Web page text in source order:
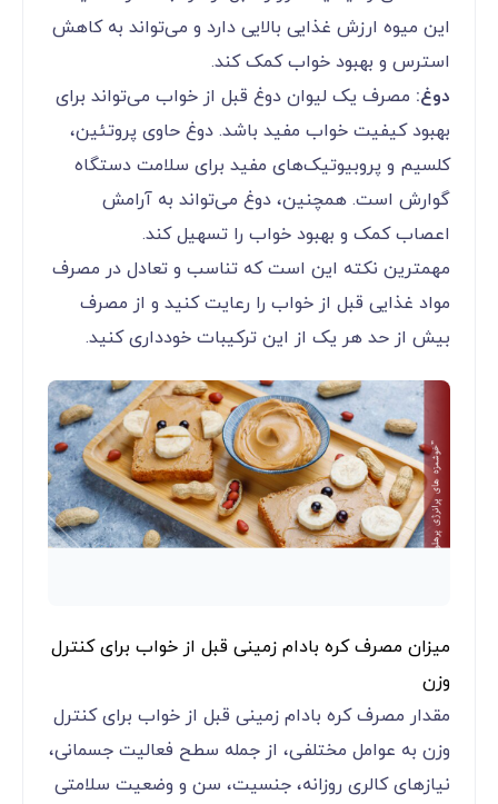
این میوه ارزش غذایی بالایی دارد و می‌تواند به کاهش
استرس و بهبود خواب کمک کند.
دوغ: مصرف یک لیوان دوغ قبل از خواب می‌تواند برای
بهبود کیفیت خواب مفید باشد. دوغ حاوی پروتئین،
کلسیم و پروبیوتیک‌های مفید برای سلامت دستگاه
گوارش است. همچنین، دوغ می‌تواند به آرامش
اعصاب کمک و بهبود خواب را تسهیل کند.
مهمترین نکته این است که تناسب و تعادل در مصرف
مواد غذایی قبل از خواب را رعایت کنید و از مصرف
بیش از حد هر یک از این ترکیبات خودداری کنید.
میزان مصرف کره بادام زمینی قبل از خواب برای کنترل
وزن
مقدار مصرف کره بادام زمینی قبل از خواب برای کنترل
وزن به عوامل مختلفی، از جمله سطح فعالیت جسمانی،
نیازهای کالری روزانه، جنسیت، سن و وضعیت سلامتی